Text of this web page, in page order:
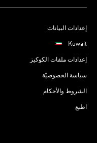
إعدادات البيانات
Kuwait
إعدادات ملفات الكوكيز
سياسة الخصوصيّة
الشروط والأحكام
اطبع